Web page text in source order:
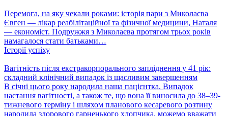
Перемога, на яку чекали роками: історія пари з Миколаєва
Євген — лікар реабілітаційної та фізичної медицини, Наталя
— економіст. Подружжя з Миколаєва протягом трьох років
намагалося стати батьками…
Історії успіху
Вагітність після екстракорпорального запліднення у 41 рік:
складний клінічний випадок із щасливим завершенням
В січні цього року народила наша пацієнтка. Випадок
настання вагітності, а також те, що вона її виносила до 38–39-
тижневого терміну і шляхом планового кесаревого розтину
народила здорового гарненького хлопчика, можемо вважати